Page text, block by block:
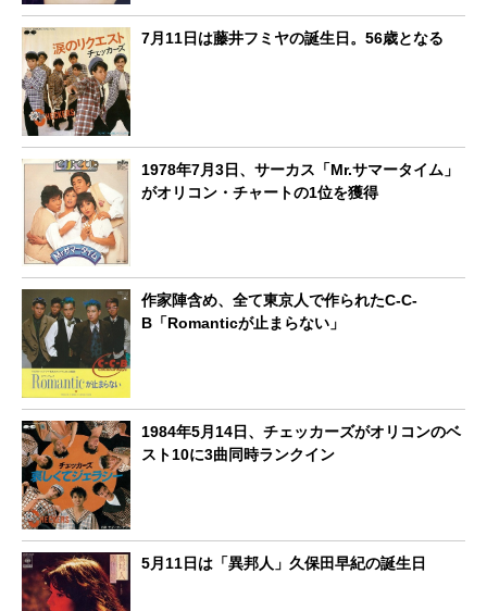
7月11日は藤井フミヤの誕生日。56歳となる
1978年7月3日、サーカス「Mr.サマータイム」
がオリコン・チャートの1位を獲得
作家陣含め、全て東京人で作られたC-C-
B「Romanticが止まらない」
1984年5月14日、チェッカーズがオリコンのベ
スト10に3曲同時ランクイン
5月11日は「異邦人」久保田早紀の誕生日